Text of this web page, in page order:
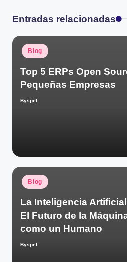
Entradas relacionadas
Publicado
en
Blog
Top 5 ERPs Open
Pequeñas Empresas
Publicado
Byspel
Publicado
en
Blog
La Inteligencia
El Futuro de la
como un Humano
Publicado
Byspel